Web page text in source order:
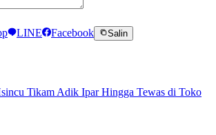
LINE Facebook Salin
Tikam Adik Ipar Hingga Tewas di Toko